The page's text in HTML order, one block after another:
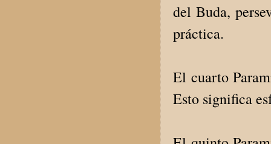
del Buda,
práctica.
El cuarto
Esto significa